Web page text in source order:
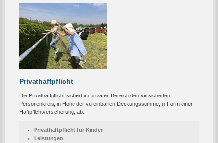
Privathaftpflicht
Die Privathaftpflicht sichert im privaten Bereich den versicherten
Personenkreis, in Höhe der vereinbarten Deckungssumme, in Form einer
Haftpflichtversicherung, ab.
Privathaftpflicht für Kinder
Leistungen